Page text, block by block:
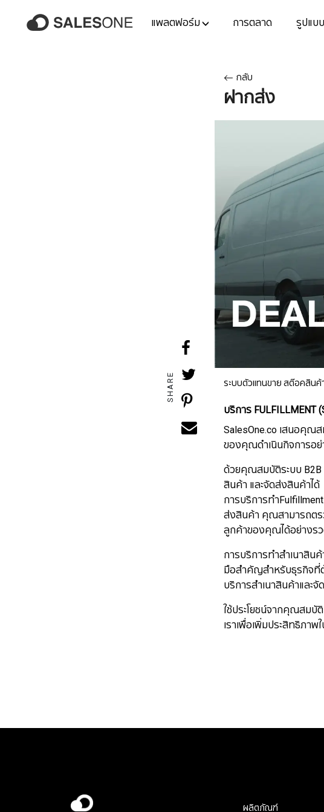
แพลตฟอร์ม การตลาด รูปแบบ
กลับ
ฝากส่ง
ระบบตัวแทนขาย สต๊อคสินค้
บริการ FULFILLMENT
SalesOne.co เสนอคุณส
ของคุณดำเนินกิจการอย่
ด้วยคุณสมบัติระบบ
สินค้า และจัดส่งสินค้าได้
การบริการทำ
ส่งสินค้า คุณสามารถตร
ลูกค้าของคุณได้อย่างรว
การบริการทำสำเนาสินค้
มือสำคัญสำหรับธุรกิจที่
บริการสำเนาสินค้าและ
ใช้ประโยชน์จากคุณสมบัติ
เราเพื่อเพิ่มประสิทธิภา
SHARE
ผลิตภัณฑ์